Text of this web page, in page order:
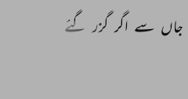
سے اگر گزر گئے